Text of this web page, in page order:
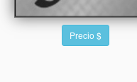
Precio $